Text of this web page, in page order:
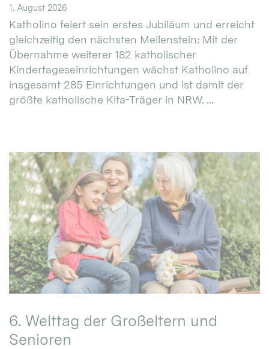
1. August 2026
Katholino feiert sein erstes Jubiläum und erreicht
gleichzeitig den nächsten Meilenstein: Mit der
Übernahme weiterer 182 katholischer
Kindertageseinrichtungen wächst Katholino auf
insgesamt 285 Einrichtungen und ist damit der
größte katholische Kita-Träger in NRW. ...
6. Welttag der Großeltern und
Senioren